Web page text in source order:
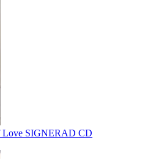
Love SIGNERAD CD